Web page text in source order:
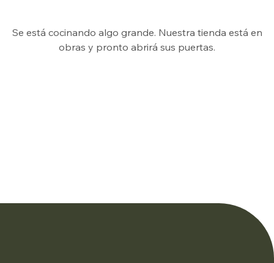
Se está cocinando algo grande. Nuestra tienda está en
obras y pronto abrirá sus puertas.